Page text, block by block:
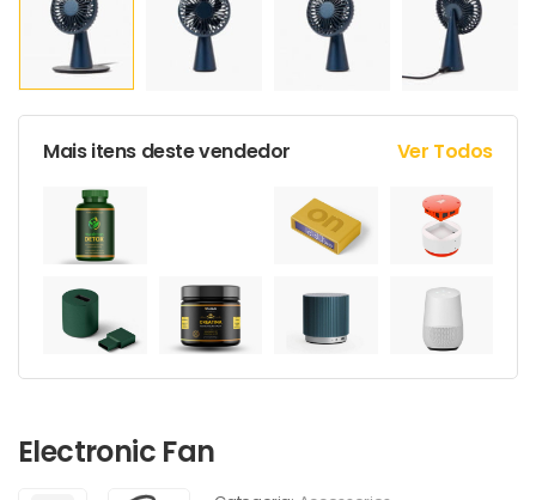
Mais itens deste vendedor Ver Todos
Electronic Fan